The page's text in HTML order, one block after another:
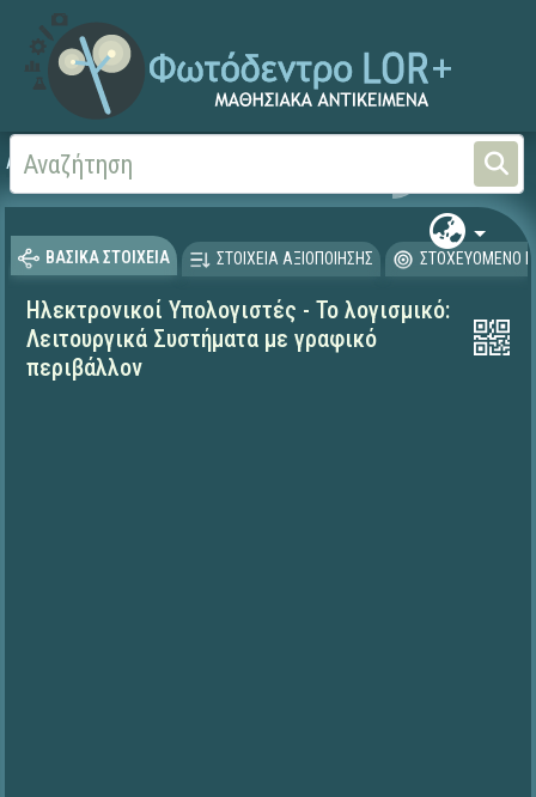
Αρχική
ΒΑΣΙΚΑ ΣΤΟΙΧΕΙΑ ΣΤΟΙΧΕΙΑ ΑΞΙΟΠΟΙΗΣΗΣ ΣΤΟΧΕΥΟΜΕΝΟ
Ηλεκτρονικοί Υπολογιστές - Το λογισμικό:
Λειτουργικά Συστήματα με γραφικό
περιβάλλον